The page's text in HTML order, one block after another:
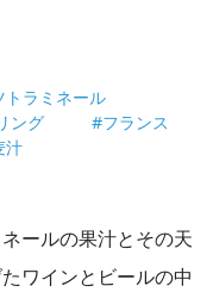
ラミネール
ング
#フランス
汁
ールの果汁とその天
ワインとビールの中